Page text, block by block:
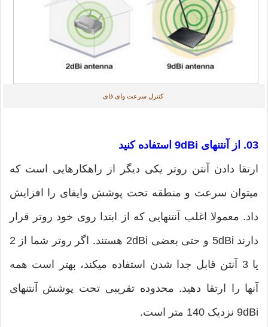
کنترل سرعت وای فای
03. از آنتن‎های 9dBi استفاده کنید
ارتقا دادن آنتن روتر یکی دیگر از راهکارهایی است که
می‎توان سرعت و منطقه تحت پوشش وای‎فای‎‎ را افزایش
داد. معمولا اغلب آنتن‎هایی که از ابتدا روی خود روتر قرار
دارند 5dBi و حتی بعضی 2dBi هستند. اگر روتر شما از 2
یا 3 آنتن قابل جدا شدن استفاده می‎کند، بهتر است همه
آنها را ارتقا دهید. محدوده تقریبی تحت پوشش آنتن‎های
9dBi نزدیک 140 متر است.